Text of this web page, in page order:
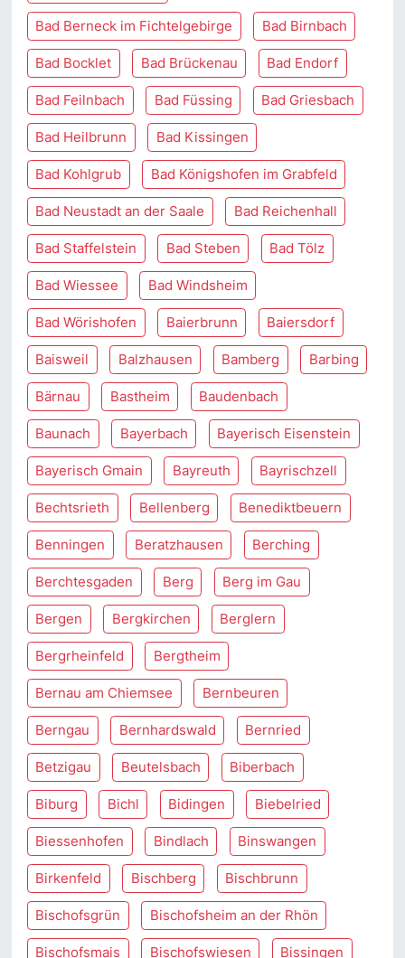
Bad Berneck im Fichtelgebirge Bad Birnbach
Bad Bocklet Bad Brückenau Bad Endorf
Bad Feilnbach Bad Füssing Bad Griesbach
Bad Heilbrunn Bad Kissingen
Bad Kohlgrub Bad Königshofen im Grabfeld
Bad Neustadt an der Saale Bad Reichenhall
Bad Staffelstein Bad Steben Bad Tölz
Bad Wiessee Bad Windsheim
Bad Wörishofen Baierbrunn Baiersdorf
Baisweil Balzhausen Bamberg Barbing
Bärnau Bastheim Baudenbach
Baunach Bayerbach Bayerisch Eisenstein
Bayerisch Gmain Bayreuth Bayrischzell
Bechtsrieth Bellenberg Benediktbeuern
Benningen Beratzhausen Berching
Berchtesgaden Berg Berg im Gau
Bergen Bergkirchen Berglern
Bergrheinfeld Bergtheim
Bernau am Chiemsee Bernbeuren
Berngau Bernhardswald Bernried
Betzigau Beutelsbach Biberbach
Biburg Bichl Bidingen Biebelried
Biessenhofen Bindlach Binswangen
Birkenfeld Bischberg Bischbrunn
Bischofsgrün Bischofsheim an der Rhön
Bischofsmais Bischofswiesen Bissingen